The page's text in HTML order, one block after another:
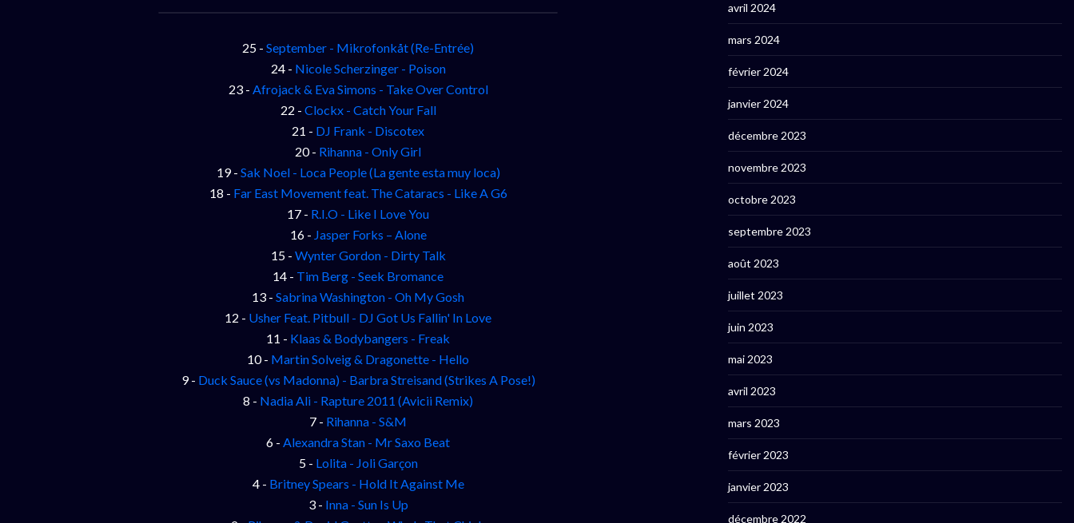
25 - September - Mikrofonkåt (Re-Entrée)
24 - Nicole Scherzinger - Poison
23 - Afrojack & Eva Simons - Take Over Control
22 - Clockx - Catch Your Fall
21 - DJ Frank - Discotex
20 - Rihanna - Only Girl
19 - Sak Noel - Loca People (La gente esta muy loca)
18 - Far East Movement feat. The Cataracs - Like A G6
17 - R.I.O - Like I Love You
16 - Jasper Forks – Alone
15 - Wynter Gordon - Dirty Talk
14 - Tim Berg - Seek Bromance
13 - Sabrina Washington - Oh My Gosh
12 - Usher Feat. Pitbull - DJ Got Us Fallin' In Love
11 - Klaas & Bodybangers - Freak
10 - Martin Solveig & Dragonette - Hello
9 - Duck Sauce (vs Madonna) - Barbra Streisand (Strikes A Pose!)
8 - Nadia Ali - Rapture 2011 (Avicii Remix)
7 - Rihanna - S&M
6 - Alexandra Stan - Mr Saxo Beat
5 - Lolita - Joli Garçon
4 - Britney Spears - Hold It Against Me
3 - Inna - Sun Is Up
avril 2024
mars 2024
février 2024
janvier 2024
décembre 2023
novembre 2023
octobre 2023
septembre 2023
août 2023
juillet 2023
juin 2023
mai 2023
avril 2023
mars 2023
février 2023
janvier 2023
décembre 2022